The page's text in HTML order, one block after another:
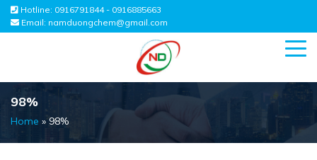
Hotline: 0916791844 - 0916885663
Email: namduongchem@gmail.com
98%
Home »98%